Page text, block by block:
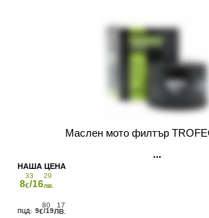
Маслен мото филтър
8
33
€/16
29
лв.
9
80
€/19
17
ЛВ.